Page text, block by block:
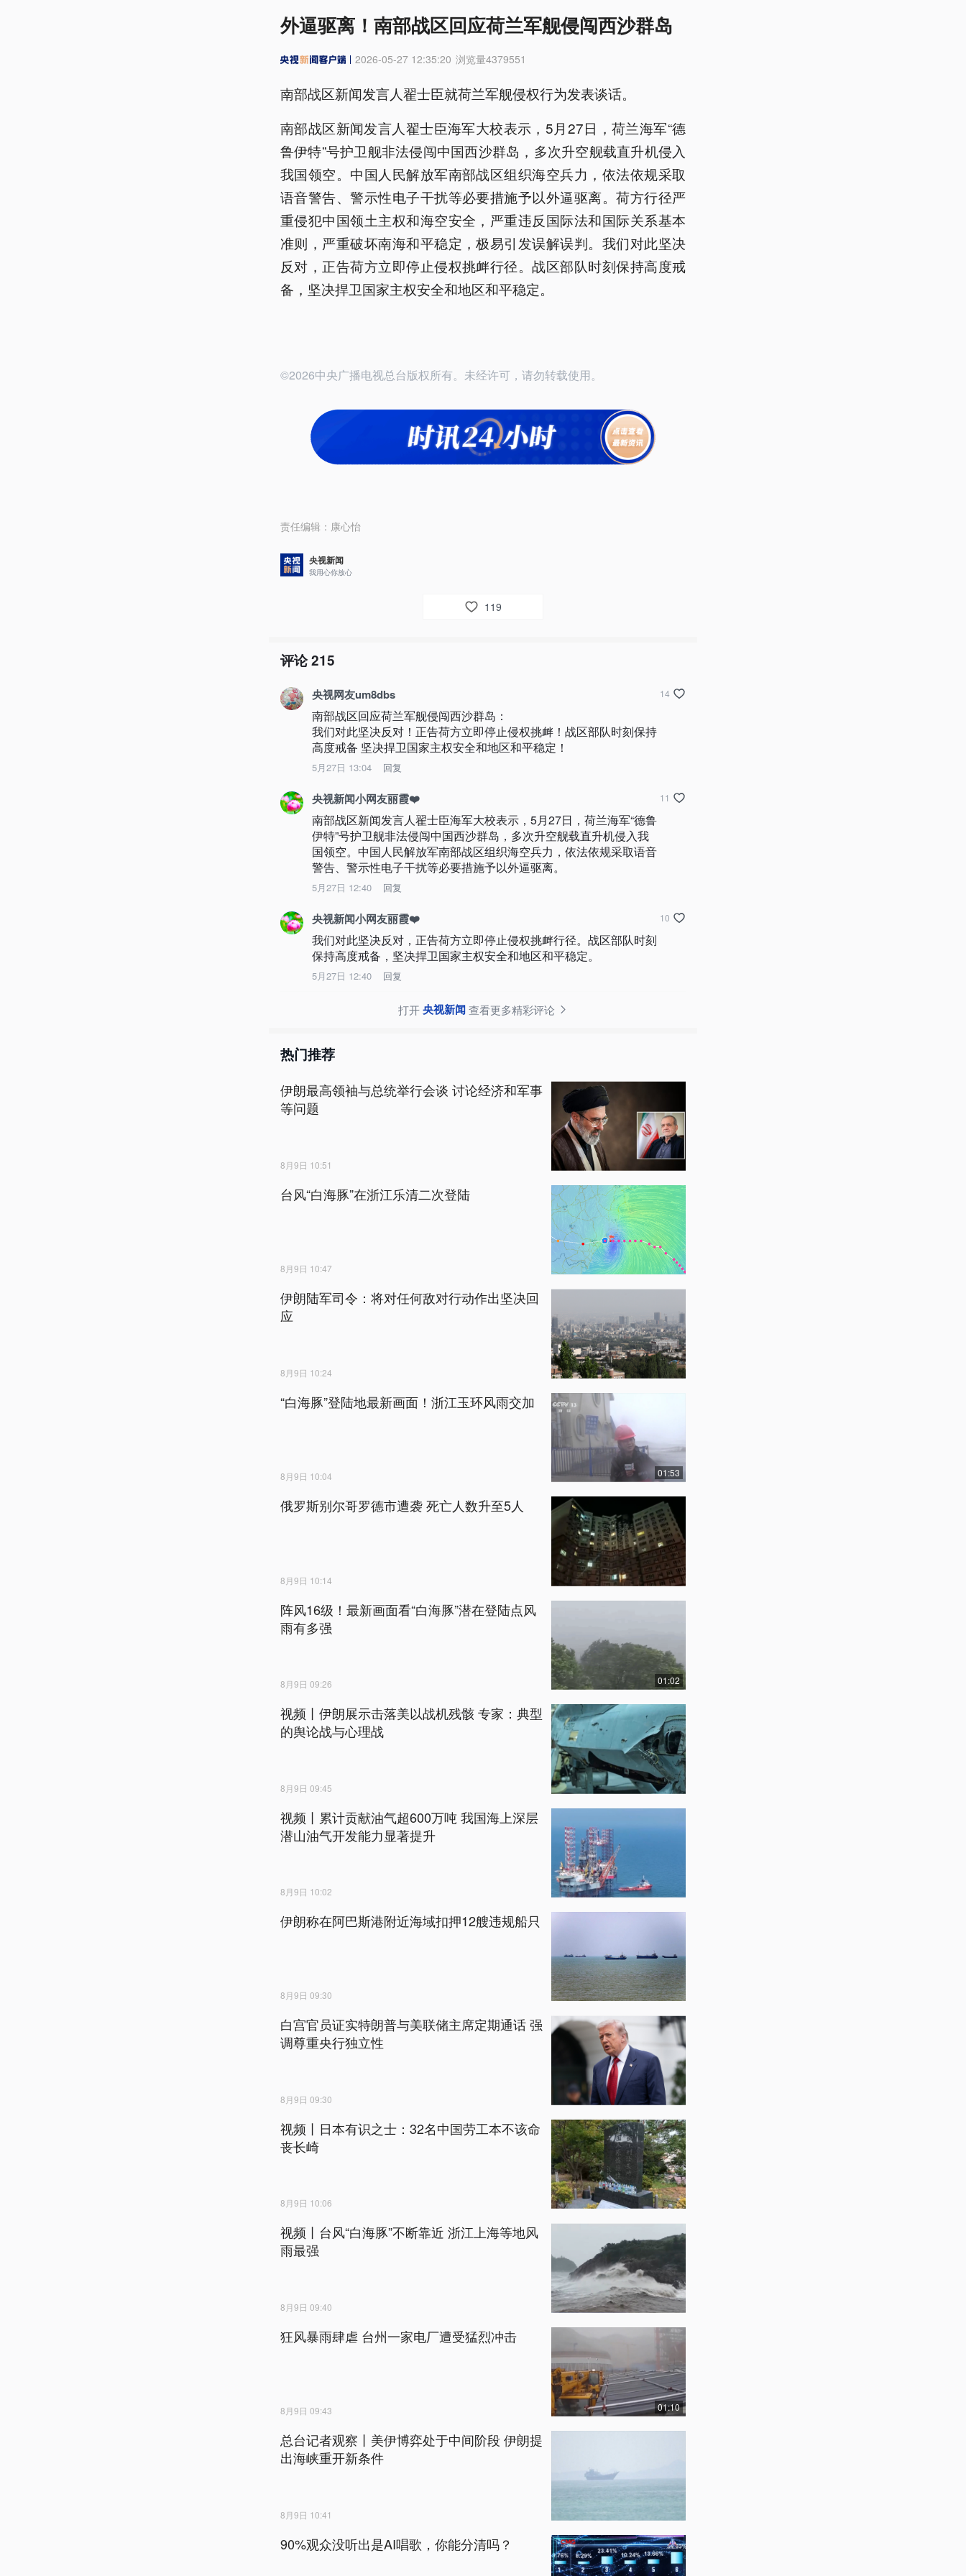
外逼驱离！南部战区回应荷兰军舰侵闯西沙群岛
2026-05-27 12:35:20 浏览量4379551
南部战区新闻发言人翟士臣就荷兰军舰侵权行为发表谈话。
南部战区新闻发言人翟士臣海军大校表示，5月27日，荷兰海军“德
鲁伊特”号护卫舰非法侵闯中国西沙群岛，多次升空舰载直升机侵入
我国领空。中国人民解放军南部战区组织海空兵力，依法依规采取
语音警告、警示性电子干扰等必要措施予以外逼驱离。荷方行径严
重侵犯中国领土主权和海空安全，严重违反国际法和国际关系基本
准则，严重破坏南海和平稳定，极易引发误解误判。我们对此坚决
反对，正告荷方立即停止侵权挑衅行径。战区部队时刻保持高度戒
备，坚决捍卫国家主权安全和地区和平稳定。
©2026中央广播电视总台版权所有。未经许可，请勿转载使用。
责任编辑： 康心怡
央视新闻
我用心你放心
119
评论215
央视网友um8dbs
南部战区回应荷兰军舰侵闯西沙群岛：
我们对此坚决反对！正告荷方立即停止侵权挑衅！战区部队时刻保持
高度戒备 坚决捍卫国家主权安全和地区和平稳定！
5月27日 13:04 回复
14
央视新闻小网友丽霞❤️
南部战区新闻发言人翟士臣海军大校表示，5月27日，荷兰海军“德鲁
伊特”号护卫舰非法侵闯中国西沙群岛，多次升空舰载直升机侵入我
国领空。中国人民解放军南部战区组织海空兵力，依法依规采取语音
警告、警示性电子干扰等必要措施予以外逼驱离。
5月27日 12:40 回复
11
央视新闻小网友丽霞❤️
我们对此坚决反对，正告荷方立即停止侵权挑衅行径。战区部队时刻
保持高度戒备，坚决捍卫国家主权安全和地区和平稳定。
5月27日 12:40 回复
10
打开央视新闻查看更多精彩评论
热门推荐
伊朗最高领袖与总统举行会谈 讨论经济和军事
等问题
8月9日 10:51
台风“白海豚”在浙江乐清二次登陆
8月9日 10:47
伊朗陆军司令：将对任何敌对行动作出坚决回
应
8月9日 10:24
“白海豚”登陆地最新画面！浙江玉环风雨交加
8月9日 10:04 01:53
俄罗斯别尔哥罗德市遭袭 死亡人数升至5人
8月9日 10:14
阵风16级！最新画面看“白海豚”潜在登陆点风
雨有多强
8月9日 09:26 01:02
视频丨伊朗展示击落美以战机残骸 专家：典型
的舆论战与心理战
8月9日 09:45
视频丨累计贡献油气超600万吨 我国海上深层
潜山油气开发能力显著提升
8月9日 10:02
伊朗称在阿巴斯港附近海域扣押12艘违规船只
8月9日 09:30
白宫官员证实特朗普与美联储主席定期通话 强
调尊重央行独立性
8月9日 09:30
视频丨日本有识之士：32名中国劳工本不该命
丧长崎
8月9日 10:06
视频丨台风“白海豚”不断靠近 浙江上海等地风
雨最强
8月9日 09:40
狂风暴雨肆虐 台州一家电厂遭受猛烈冲击
8月9日 09:43 01:10
总台记者观察丨美伊博弈处于中间阶段 伊朗提
出海峡重开新条件
8月9日 10:41
90%观众没听出是AI唱歌，你能分清吗？